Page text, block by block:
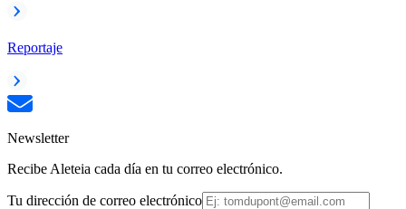
Reportaje
Newsletter
Recibe Aleteia cada día en tu correo electrónico.
Tu dirección de correo electrónico